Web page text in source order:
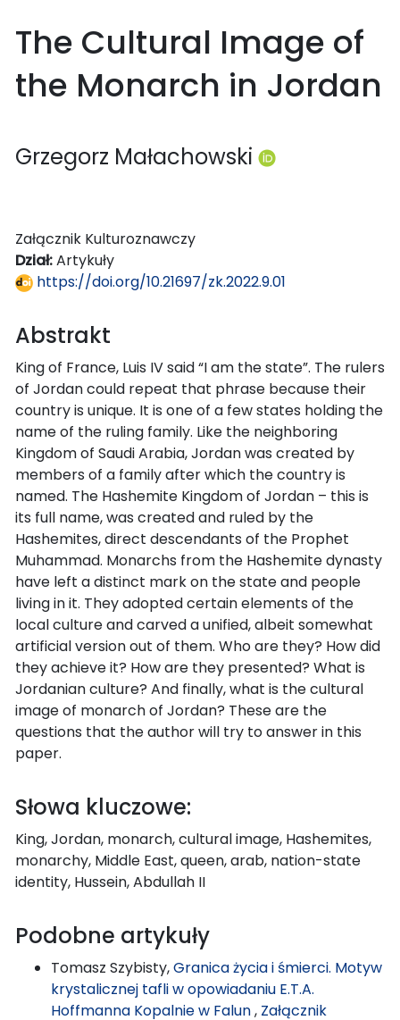
The Cultural Image of
the Monarch in Jordan
Grzegorz Małachowski
Załącznik Kulturoznawczy
Dział:Artykuły
https://doi.org/10.21697/zk.2022.9.01
Abstrakt
King of France, Luis IV said “I am the state”. The rulers
of Jordan could repeat that phrase because their
country is unique. It is one of a few states holding the
name of the ruling family. Like the neighboring
Kingdom of Saudi Arabia, Jordan was created by
members of a family after which the country is
named. The Hashemite Kingdom of Jordan – this is
its full name, was created and ruled by the
Hashemites, direct descendants of the Prophet
Muhammad. Monarchs from the Hashemite dynasty
have left a distinct mark on the state and people
living in it. They adopted certain elements of the
local culture and carved a unified, albeit somewhat
artificial version out of them. Who are they? How did
they achieve it? How are they presented? What is
Jordanian culture? And finally, what is the cultural
image of monarch of Jordan? These are the
questions that the author will try to answer in this
paper.
Słowa kluczowe:
King, Jordan, monarch, cultural image, Hashemites,
monarchy, Middle East, queen, arab, nation-state
identity, Hussein, Abdullah II
Podobne artykuły
Tomasz Szybisty,Granica życia i śmierci. Motyw
krystalicznej tafli w opowiadaniu E.T.A.
Hoffmanna Kopalnie w Falun, Załącznik